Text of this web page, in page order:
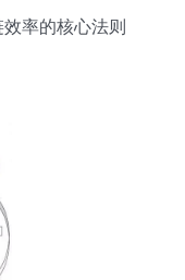
率的核心法则